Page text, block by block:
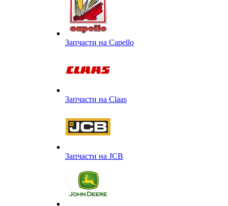
Запчасти на Capello
Запчасти на Сlaas
Запчасти на JCB